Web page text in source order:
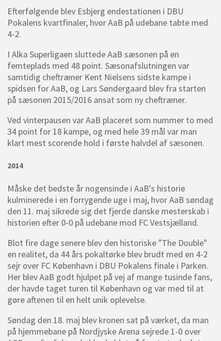
Efterfølgende blev Esbjerg endestationen i DBU
Pokalens kvartfinaler, hvor AaB på udebane tabte med
4-2.
I Alka Superligaen sluttede AaB sæsonen på en
femteplads med 48 point. Sæsonafslutningen var
samtidig cheftræner Kent Nielsens sidste kampe i
spidsen for AaB, og Lars Søndergaard blev fra starten
på sæsonen 2015/2016 ansat som ny cheftræner.
Ved vinterpausen var AaB placeret som nummer to med
34 point for 18 kampe, og med hele 39 mål var man
klart mest scorende hold i første halvdel af sæsonen.
2014
Måske det bedste år nogensinde i AaB's historie
kulminerede i en forrygende uge i maj, hvor AaB søndag
den 11. maj sikrede sig det fjerde danske mesterskab i
historien efter 0-0 på udebane mod FC Vestsjælland.
Blot fire dage senere blev den historiske "The Double"
en realitet, da 44 års pokaltørke blev brudt med en 4-2
sejr over FC København i DBU Pokalens finale i Parken.
Her blev AaB godt hjulpet på vej af mange tusinde fans,
der havde taget turen til København og var med til at
gøre aftenen til en helt unik oplevelse.
Søndag den 18. maj blev kronen sat på værket, da man
på hjemmebane på Nordjyske Arena sejrede 1-0 over